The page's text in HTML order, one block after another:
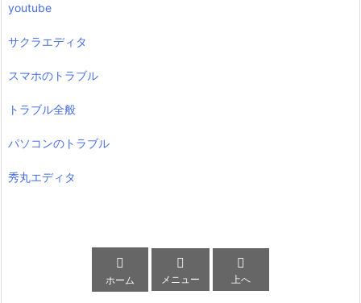
youtube
サクラエディタ
スマホのトラブル
トラブル全般
パソコンのトラブル
秀丸エディタ

ホーム

メニュー

上へ